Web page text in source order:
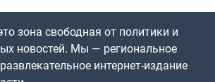
зона свободная от политики и
новостей. Мы — региональное
интернет-издание